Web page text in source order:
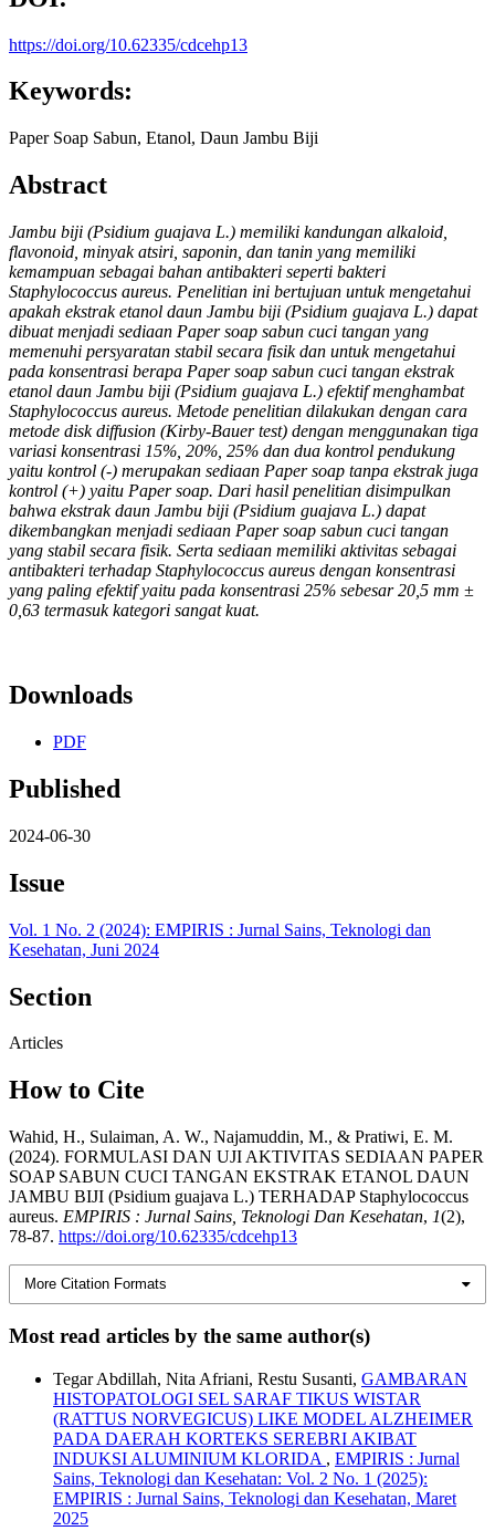
https://doi.org/10.62335/cdcehp13
Keywords:
Paper Soap Sabun, Etanol, Daun Jambu Biji
Abstract
Jambu biji (Psidium guajava L.) memiliki kandungan alkaloid,
flavonoid, minyak atsiri, saponin, dan tanin yang memiliki
kemampuan sebagai bahan antibakteri seperti bakteri
Staphylococcus aureus. Penelitian ini bertujuan untuk mengetahui
apakah ekstrak etanol daun Jambu biji (Psidium guajava L.) dapat
dibuat menjadi sediaan Paper soap sabun cuci tangan yang
memenuhi persyaratan stabil secara fisik dan untuk mengetahui
pada konsentrasi berapa Paper soap sabun cuci tangan ekstrak
etanol daun Jambu biji (Psidium guajava L.) efektif menghambat
Staphylococcus aureus. Metode penelitian dilakukan dengan cara
metode disk diffusion (Kirby-Bauer test) dengan menggunakan tiga
variasi konsentrasi 15%, 20%, 25% dan dua kontrol pendukung
yaitu kontrol (-) merupakan sediaan Paper soap tanpa ekstrak juga
kontrol (+) yaitu Paper soap. Dari hasil penelitian disimpulkan
bahwa ekstrak daun Jambu biji (Psidium guajava L.) dapat
dikembangkan menjadi sediaan Paper soap sabun cuci tangan
yang stabil secara fisik. Serta sediaan memiliki aktivitas sebagai
antibakteri terhadap Staphylococcus aureus dengan konsentrasi
yang paling efektif yaitu pada konsentrasi 25% sebesar 20,5 mm ±
0,63 termasuk kategori sangat kuat.
Downloads
PDF
Published
2024-06-30
Issue
Vol. 1 No. 2 (2024): EMPIRIS : Jurnal Sains, Teknologi dan
Kesehatan, Juni 2024
Section
Articles
How to Cite
Wahid, H., Sulaiman, A. W., Najamuddin, M., & Pratiwi, E. M.
(2024). FORMULASI DAN UJI AKTIVITAS SEDIAAN PAPER
SOAP SABUN CUCI TANGAN EKSTRAK ETANOL DAUN
JAMBU BIJI (Psidium guajava L.) TERHADAP Staphylococcus
aureus. EMPIRIS : Jurnal Sains, Teknologi Dan Kesehatan, 1(2),
78-87. https://doi.org/10.62335/cdcehp13
More Citation Formats
Most read articles by the same author(s)
Tegar Abdillah, Nita Afriani, Restu Susanti, GAMBARAN
HISTOPATOLOGI SEL SARAF TIKUS WISTAR
(RATTUS NORVEGICUS) LIKE MODEL ALZHEIMER
PADA DAERAH KORTEKS SEREBRI AKIBAT
INDUKSI ALUMINIUM KLORIDA , EMPIRIS : Jurnal
Sains, Teknologi dan Kesehatan: Vol. 2 No. 1 (2025):
EMPIRIS : Jurnal Sains, Teknologi dan Kesehatan, Maret
2025